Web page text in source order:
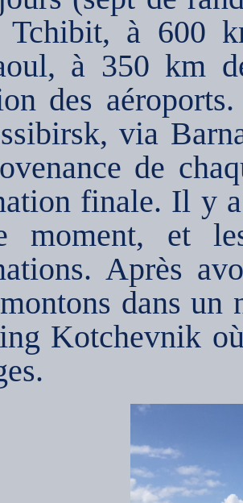
Tchibit, à 600
à 350 km
des
via
de
finale. Il y
moment, et
Après
dans un
Kotchevnik